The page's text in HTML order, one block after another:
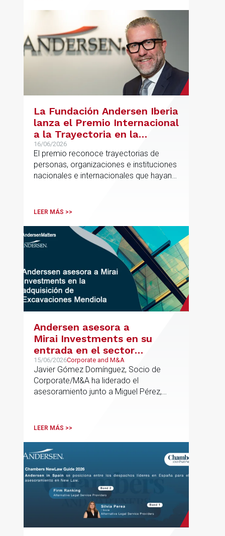
La Fundación Andersen Iberia
lanza el Premio Internacional
a la Trayectoria en la
Promoción de la Educación
16/06/2026
El premio reconoce trayectorias de
personas, organizaciones e instituciones
nacionales e internacionales que hayan
innovación o la equidad educativa
LEER MÁS >>
Andersen asesora a
Mirai Investments en su
entrada en el sector
medioambiental con la
adquisición de la
vasca Excavaciones
Mendiola
15/06/2026Corporate and M&A
Javier Gómez Domínguez, Socio de
Corporate/M&A ha liderado el
asesoramiento junto a Miguel Pérez,
LEER MÁS >>